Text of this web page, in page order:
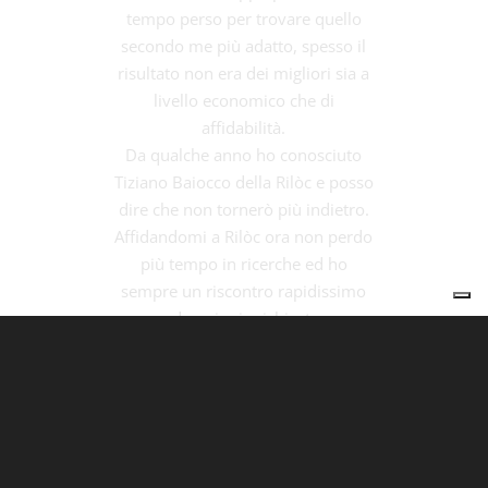
tempo perso per trovare quello
secondo me più adatto, spesso il
risultato non era dei migliori sia a
livello economico che di
affidabilità.
Da qualche anno ho conosciuto
Tiziano Baiocco della Rilòc e posso
dire che non tornerò più indietro.
Affidandomi a Rilòc ora non perdo
più tempo in ricerche ed ho
sempre un riscontro rapidissimo
ad ogni mia richiesta.